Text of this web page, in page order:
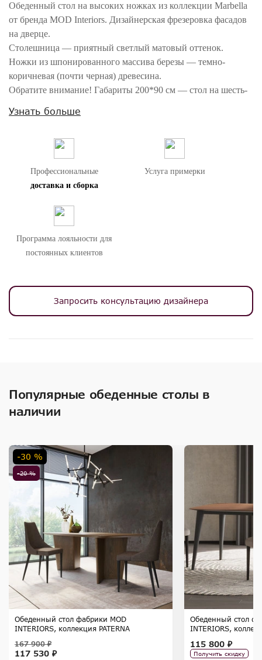
Обеденный стол на высоких ножках из коллекции Marbella
от бренда MOD Interiors. Дизайнерская фрезеровка фасадов
на дверце.
Столешница — приятный светлый матовый оттенок.
Ножки из шпонированного массива березы — темно-
коричневая (почти черная) древесина.
Обратите внимание! Габариты 200*90 см — стол на шесть-
— аналогичная модель на четверых).
Внимание! Цвета предметов на изображениях могут отличаться из-за
Узнать больше
Профессиональные
доставка и сборка
Услуга примерки
Программа лояльности для
постоянных клиентов
Запросить консультацию дизайнера
Популярные обеденные столы в
наличии
-20 %
-30 %
Обеденный стол фабрики MOD
INTERIORS, коллекция PATERNA
117 530 ₽
167 900 ₽
Обеденный стол
INTERIORS,
115 800 ₽
Получить скидку